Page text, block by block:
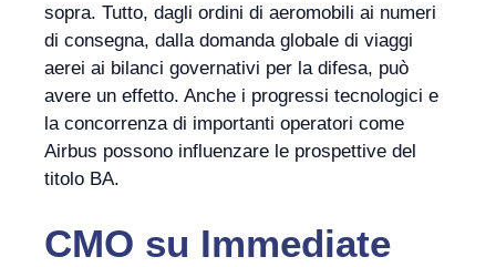
sopra. Tutto, dagli ordini di aeromobili ai numeri
di consegna, dalla domanda globale di viaggi
aerei ai bilanci governativi per la difesa, può
avere un effetto. Anche i progressi tecnologici e
la concorrenza di importanti operatori come
Airbus possono influenzare le prospettive del
titolo BA.
CMO su Immediate